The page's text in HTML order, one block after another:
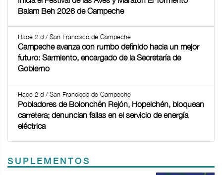
Balam Beh 2026 de Campeche
Hace 2 d / San Francisco de Campeche
Campeche avanza con rumbo definido hacia un mejor
futuro: Sarmiento, encargado de la Secretaría de
Gobierno
Hace 2 d / San Francisco de Campeche
Pobladores de Bolonchén Rejón, Hopelchén, bloquean
carretera; denuncian fallas en el servicio de energía
eléctrica
SUPLEMENTOS